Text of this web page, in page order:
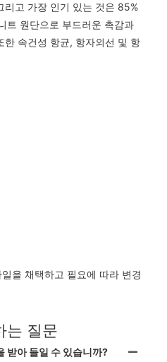
리고 가장 인기 있는 것은 85%
트 원단으로 부드러운 촉감과
한 속건성 항균, 항자외선 및 항
을 채택하고 필요에 따라 변경
는 질문
받아 들일 수 있습니까?